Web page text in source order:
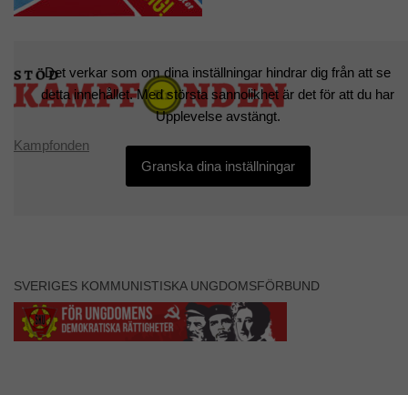
Kampfonden
Det verkar som om dina inställningar hindrar dig från att se
detta innehållet. Med största sannolikhet är det för att du har
Upplevelse avstängt.
Granska dina inställningar
SVERIGES KOMMUNISTISKA UNGDOMSFÖRBUND